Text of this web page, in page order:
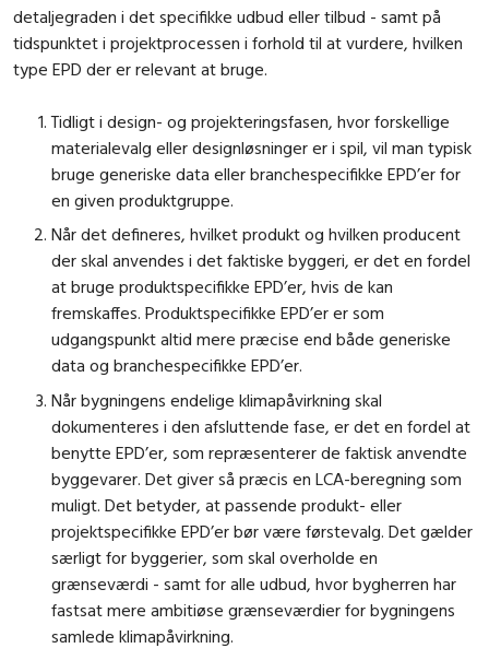
detaljegraden i det specifikke udbud eller tilbud - samt på
tidspunktet i projektprocessen i forhold til at vurdere, hvilken
type EPD der er relevant at bruge.
Tidligt i design- og projekteringsfasen, hvor forskellige
materialevalg eller designløsninger er i spil, vil man typisk
bruge generiske data eller branchespecifikke EPD’er for
en given produktgruppe.
Når det defineres, hvilket produkt og hvilken producent
der skal anvendes i det faktiske byggeri, er det en fordel
at bruge produktspecifikke EPD’er, hvis de kan
fremskaffes. Produktspecifikke EPD’er er som
udgangspunkt altid mere præcise end både generiske
data og branchespecifikke EPD’er.
Når bygningens endelige klimapåvirkning skal
dokumenteres i den afsluttende fase, er det en fordel at
benytte EPD’er, som repræsenterer de faktisk anvendte
byggevarer. Det giver så præcis en LCA-beregning som
muligt. Det betyder, at passende produkt- eller
projektspecifikke EPD’er bør være førstevalg. Det gælder
særligt for byggerier, som skal overholde en
grænseværdi - samt for alle udbud, hvor bygherren har
fastsat mere ambitiøse grænseværdier for bygningens
samlede klimapåvirkning.